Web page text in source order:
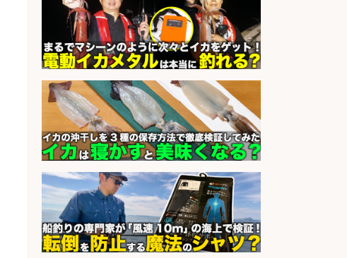
会社名 株式会社天龍
sponsored by 求人ボックス
釣り具のかんたん軽作業/高収入/交
通費支給/制服貸与/正社員登用あり
会社名 株式会社REnista
sponsored by 求人ボックス
未経験歓迎/釣り具メーカーでのル
ート営業/釣りや釣具などの知識必
須/残業なし
会社名 株式会社天龍
sponsored by 求人ボックス